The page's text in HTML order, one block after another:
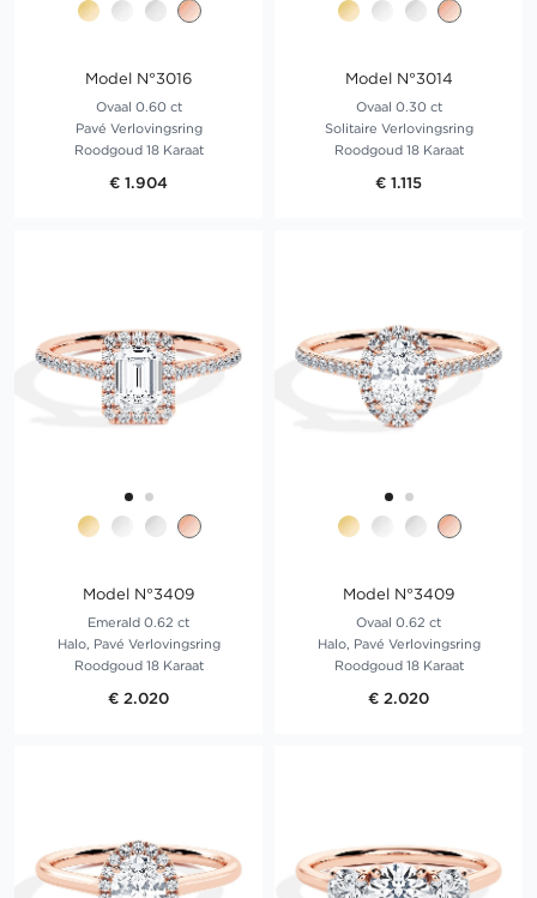
Model N°3016
Ovaal 0.60 ct
Pavé Verlovingsring
Roodgoud 18 Karaat
€ 1.904
Model N°3014
Ovaal 0.30 ct
Solitaire Verlovingsring
Roodgoud 18 Karaat
€ 1.115
Model N°3409
Emerald 0.62 ct
Halo, Pavé Verlovingsring
Roodgoud 18 Karaat
€ 2.020
Model N°3409
Ovaal 0.62 ct
Halo, Pavé Verlovingsring
Roodgoud 18 Karaat
€ 2.020